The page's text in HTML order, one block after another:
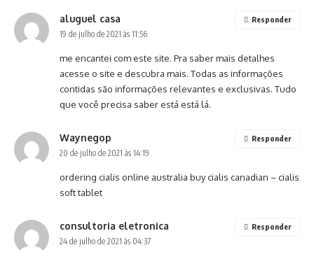
aluguel casa
19 de julho de 2021 às 11:56
me encantei com este site. Pra saber mais detalhes
acesse o site e descubra mais. Todas as informações
contidas são informações relevantes e exclusivas. Tudo
que você precisa saber está está lá.
Responder
Waynegop
20 de julho de 2021 às 14:19
ordering cialis online australia buy cialis canadian – cialis
soft tablet
Responder
consultoria eletronica
24 de julho de 2021 às 04:37
Responder